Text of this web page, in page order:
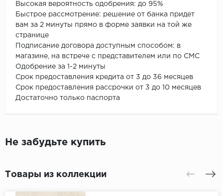
Высокая вероятность одобрения: до 95%
Быстрое рассмотрение: решение от банка придет
вам за 2 минуты прямо в форме заявки на той же
странице
Подписание договора доступным способом: в
магазине, на встрече с представителем или по СМС
Одобрение за 1-2 минуты
Срок предоставления кредита от 3 до 36 месяцев
Срок предоставления рассрочки от 3 до 10 месяцев
Достаточно только паспорта
Не забудьте купить
Товары из коллекции